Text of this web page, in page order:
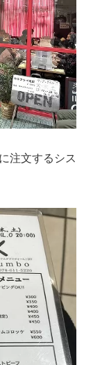
注文するシス